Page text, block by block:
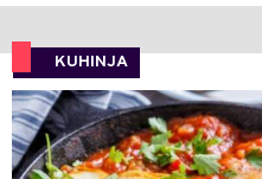
KUHINJA